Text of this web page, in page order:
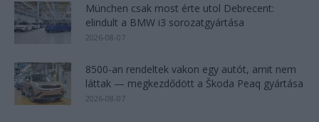
München csak most érte utol Debrecent:
elindult a BMW i3 sorozatgyártása
2026-08-07
8500-an rendeltek vakon egy autót, amit nem
láttak — megkezdődött a Škoda Peaq gyártása
2026-08-07